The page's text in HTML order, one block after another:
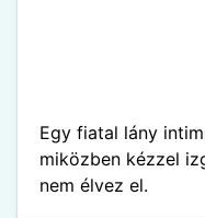
Egy fiatal lány
miközben kézzel
nem élvez el.